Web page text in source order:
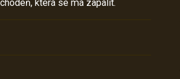
která se má zapálit.